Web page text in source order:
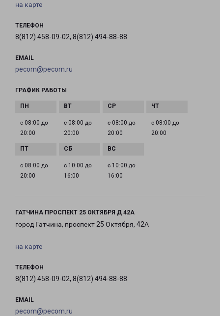
на карте
ТЕЛЕФОН
8(812) 458-09-02, 8(812) 494-88-88
EMAIL
pecom@pecom.ru
ГРАФИК РАБОТЫ
с 08:00 до
20:00
с 08:00 до
20:00
с 08:00 до
20:00
с 08:00 до
20:00
с 08:00 до
20:00
с 10:00 до
16:00
с 10:00 до
16:00
ГАТЧИНА ПРОСПЕКТ 25 ОКТЯБРЯ Д 42А
город Гатчина, проспект 25 Октября, 42А
на карте
ТЕЛЕФОН
8(812) 458-09-02, 8(812) 494-88-88
EMAIL
pecom@pecom.ru